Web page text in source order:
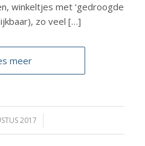
winkeltjes met ‘gedroogde
zo veel […]
meer
2017
/